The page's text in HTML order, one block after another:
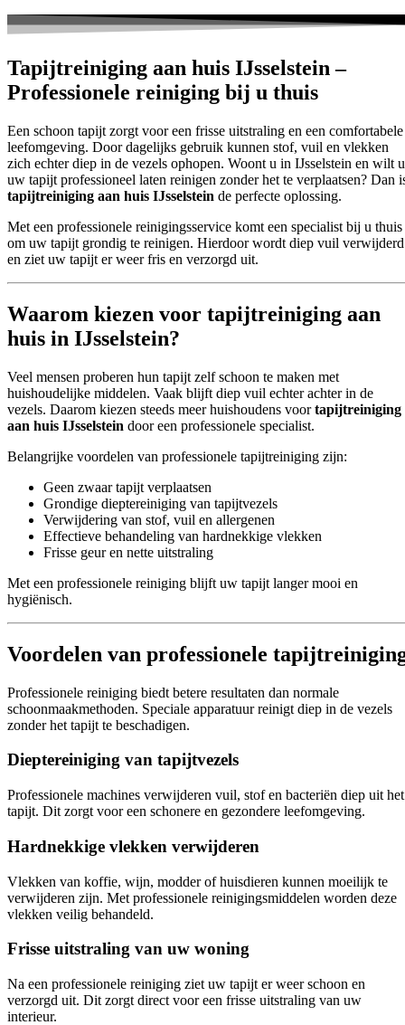
Tapijtreiniging aan huis IJsselstein –
Professionele reiniging bij u thuis
Een schoon tapijt zorgt voor een frisse uitstraling en een comfortabele
leefomgeving. Door dagelijks gebruik kunnen stof, vuil en vlekken
zich echter diep in de vezels ophopen. Woont u in IJsselstein en wilt u
uw tapijt professioneel laten reinigen zonder het te verplaatsen? Dan
tapijtreiniging aan huis IJsselstein de perfecte oplossing.
Met een professionele reinigingsservice komt een specialist bij u thuis
om uw tapijt grondig te reinigen. Hierdoor wordt diep vuil verwijderd
en ziet uw tapijt er weer fris en verzorgd uit.
Waarom kiezen voor tapijtreiniging aan
huis in IJsselstein?
Veel mensen proberen hun tapijt zelf schoon te maken met
huishoudelijke middelen. Vaak blijft diep vuil echter achter in de
vezels. Daarom kiezen steeds meer huishoudens voortapijtreiniging
aan huis IJsselstein door een professionele specialist.
Belangrijke voordelen van professionele tapijtreiniging zijn:
Geen zwaar tapijt verplaatsen
Grondige dieptereiniging van tapijtvezels
Verwijdering van stof, vuil en allergenen
Effectieve behandeling van hardnekkige vlekken
Frisse geur en nette uitstraling
Met een professionele reiniging blijft uw tapijt langer mooi en
hygiënisch.
Voordelen van professionele
Professionele reiniging biedt betere resultaten dan normale
schoonmaakmethoden. Speciale apparatuur reinigt diep in de vezels
zonder het tapijt te beschadigen.
Dieptereiniging van tapijtvezels
Professionele machines verwijderen vuil, stof en bacteriën diep uit het
tapijt. Dit zorgt voor een schonere en gezondere leefomgeving.
Hardnekkige vlekken verwijderen
Vlekken van koffie, wijn, modder of huisdieren kunnen moeilijk te
verwijderen zijn. Met professionele reinigingsmiddelen worden deze
vlekken veilig behandeld.
Frisse uitstraling van uw woning
Na een professionele reiniging ziet uw tapijt er weer schoon en
verzorgd uit. Dit zorgt direct voor een frisse uitstraling van uw
interieur.